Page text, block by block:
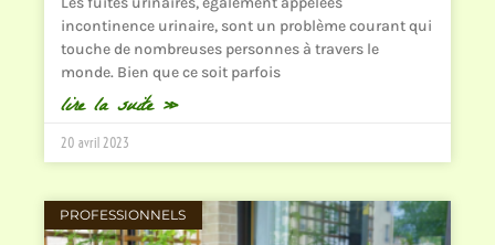
incontinence urinaire, sont un problème courant qui
touche de nombreuses personnes à travers le
monde. Bien que ce soit parfois
lire la suite »
20 avril 2023
PROFESSIONNELS